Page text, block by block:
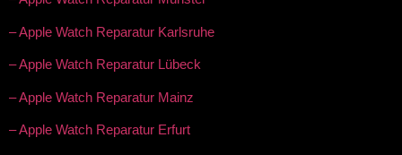
– Apple Watch Reparatur Karlsruhe
– Apple Watch Reparatur Lübeck
– Apple Watch Reparatur Mainz
– Apple Watch Reparatur Erfurt